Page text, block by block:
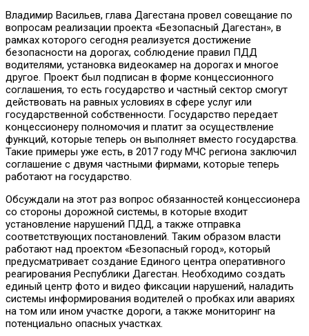
Владимир Васильев, глава Дагестана провел совещание по
вопросам реализации проекта «Безопасный Дагестан», в
рамках которого сегодня реализуется достижение
безопасности на дорогах, соблюдение правил ПДД
водителями, установка видеокамер на дорогах и многое
другое. Проект был подписан в форме концессионного
соглашения, то есть государство и частный сектор смогут
действовать на равных условиях в сфере услуг или
государственной собственности. Государство передает
концессионеру полномочия и платит за осуществление
функций, которые теперь он выполняет вместо государства.
Такие примеры уже есть, в 2017 году МЧС региона заключил
соглашение с двумя частными фирмами, которые теперь
работают на государство.
Обсуждали на этот раз вопрос обязанностей концессионера
со стороны дорожной системы, в которые входит
установление нарушений ПДД, а также отправка
соответствующих постановлений. Таким образом власти
работают над проектом «Безопасный город», который
предусматривает создание Единого центра оперативного
реагирования Республики Дагестан. Необходимо создать
единый центр фото и видео фиксации нарушений, наладить
системы информирования водителей о пробках или авариях
на том или ином участке дороги, а также мониторинг на
потенциально опасных участках.